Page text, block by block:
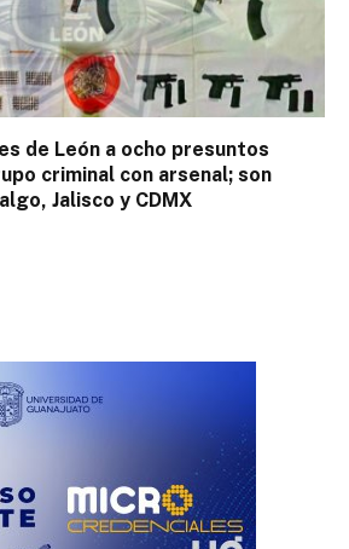
de León a ocho presuntos
criminal con arsenal; son
Jalisco y CDMX